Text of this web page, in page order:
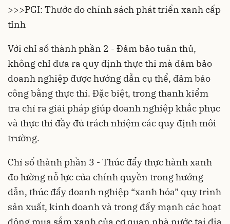
>>>PGI: Thước đo chính sách phát triển xanh cấp
tỉnh
Với chỉ số thành phần 2 - Đảm bảo tuân thủ,
không chỉ đưa ra quy định thực thi mà đảm bảo
doanh nghiệp được hướng dẫn cụ thể, đảm bảo
công bằng thực thi. Đặc biệt, trong thanh kiểm
tra chỉ ra giải pháp giúp doanh nghiệp khắc phục
và thực thi đầy đủ trách nhiệm các quy định môi
trường.
Chỉ số thành phần 3 - Thúc đẩy thực hành xanh
đo lường nỗ lực của chính quyền trong hướng
dẫn, thúc đẩy doanh nghiệp “xanh hóa” quy trình
sản xuất, kinh doanh và trong đẩy mạnh các hoạt